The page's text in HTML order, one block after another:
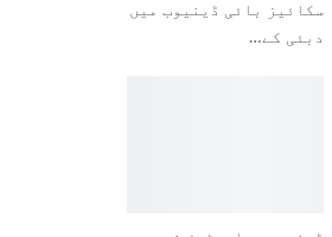
سکائیز بائی ڈینیوب میں
دبئی کے…